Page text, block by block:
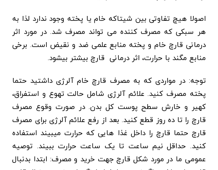
اصولا هیچ تفاوتی بین شیتاکه خام یا پخته وجود ندارد لذا به
هر سبکی که مصرف کننده می تواند مصرف شد. در مورد اثر
درمانی قارچ خام و پخته منابع علمی ضد و نقیض است. برخی
منابع مگند با حرارت، اثر درمانی قارچ بیشتر بیشود.
توجه: در مواردی که به مصرف قارچ خام آلرژی داشتید حتما
پخته مصرف کنید. علائم آلرژی شامل حالت تهوع و استفراق،
کهیر و خارش سطح پوست کل بدن. در صورت وقوع مصرف
قارچ را تا ده روز قطع کنید. بعد از رفع علائم آلرژی برای مصرف
قارچ حتما قارچ را داخل غذا هایی که حرارت میبیند استفاده
کنید. حداقل نیم ساعت تا یک ساعت حرارت ببیند. توصیه
عمومی ما در مورد شکل قارچ جهت خرید و مصرف: ابتدا بدنبال